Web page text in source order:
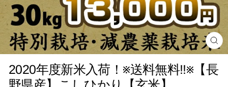
閉
じ
2020年度新米入荷！※送料無料!!※【長